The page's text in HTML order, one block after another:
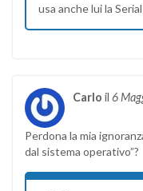
usa anche lui la
Carlo il 6
Perdona la mia
dal sistema operativo”?